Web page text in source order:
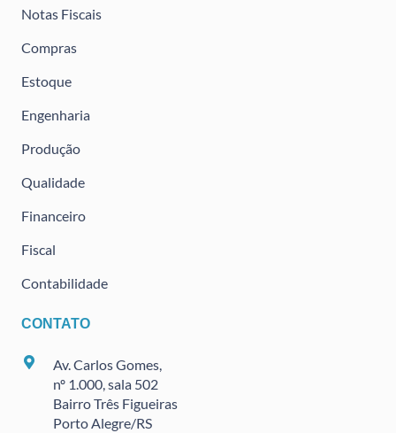
Notas Fiscais
Compras
Estoque
Engenharia
Produção
Qualidade
Financeiro
Fiscal
Contabilidade
CONTATO
Av. Carlos Gomes,
nº 1.000, sala 502
Bairro Três Figueiras
Porto Alegre/RS